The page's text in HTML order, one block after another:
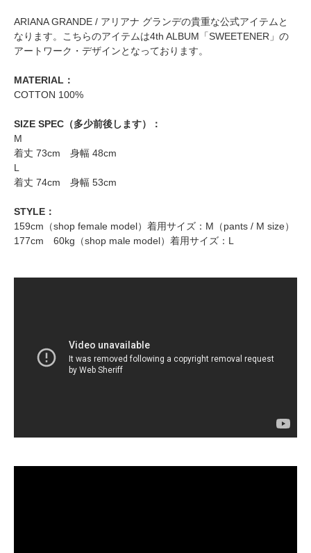
ARIANA GRANDE / アリアナ グランデの貴重な公式アイテムと
なります。こちらのアイテムは4th ALBUM「SWEETENER」の
アートワーク・デザインとなっております。
MATERIAL：
COTTON 100%
SIZE SPEC（多少前後します）：
M
着丈 73cm 身幅 48cm
L
着丈 74cm 身幅 53cm
STYLE：
159cm（shop female model）着用サイズ：M（pants / M size）
177cm 60kg（shop male model）着用サイズ：L